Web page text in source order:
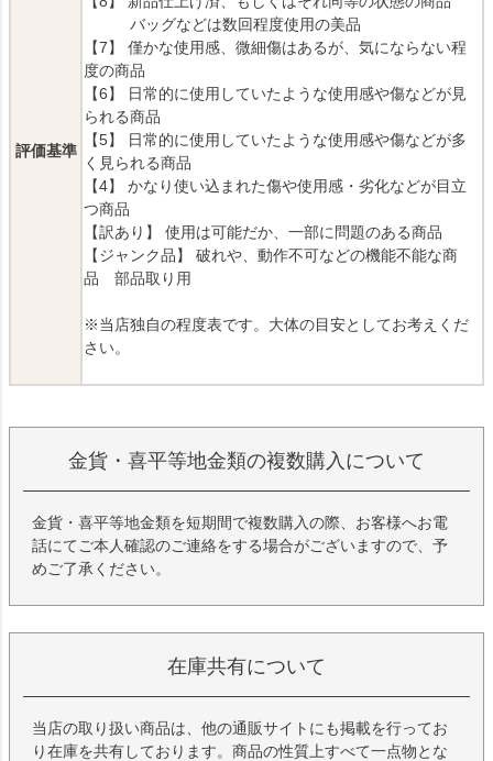
評価基準
バッグなどは数回程度使用の美品
【7】 僅かな使用感、微細傷はあるが、気にならない程
度の商品
【6】 日常的に使用していたような使用感や傷などが見
られる商品
【5】 日常的に使用していたような使用感や傷などが多
く見られる商品
【4】 かなり使い込まれた傷や使用感・劣化などが目立
つ商品
【訳あり】 使用は可能だか、一部に問題のある商品
【ジャンク品】 破れや、動作不可などの機能不能な商
品 部品取り用
※当店独自の程度表です。大体の目安としてお考えくだ
さい。
金貨・喜平等地金類の複数購入について
金貨・喜平等地金類を短期間で複数購入の際、お客様へお電
話にてご本人確認のご連絡をする場合がございますので、予
めご了承ください。
在庫共有について
当店の取り扱い商品は、他の通販サイトにも掲載を行ってお
り在庫を共有しております。商品の性質上すべて一点物とな